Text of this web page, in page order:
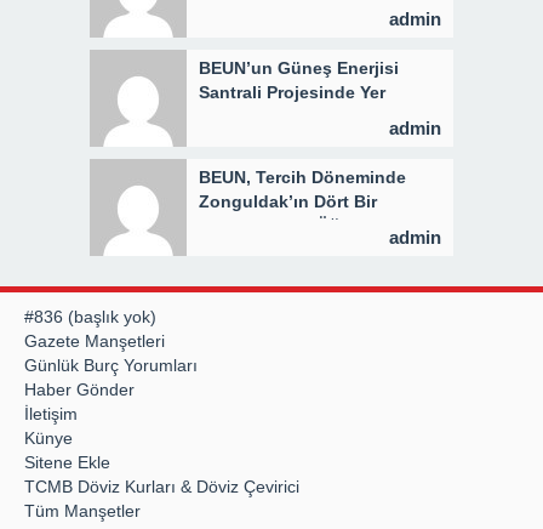
admin
BEUN’un Güneş Enerjisi
Santrali Projesinde Yer
admin
BEUN, Tercih Döneminde
Zonguldak’ın Dört Bir
Yanında Aday Öğrencilerle
admin
#836 (başlık yok)
Gazete Manşetleri
Günlük Burç Yorumları
Haber Gönder
İletişim
Künye
Sitene Ekle
TCMB Döviz Kurları & Döviz Çevirici
Tüm Manşetler